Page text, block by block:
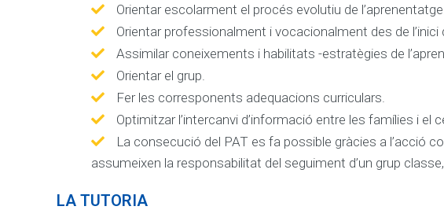
Orientar escolarment el procés evolutiu de l’aprenentatge.
Orientar professionalment i vocacionalment des de
Assimilar coneixements i habilitats -estratègies de
Orientar el grup.
Fer les corresponents adequacions curriculars.
Optimitzar l’intercanvi d’informació entre les famílies i
La consecució del PAT es fa possible gràcies a l’acció
assumeixen la responsabilitat del seguiment d’un grup
LA TUTORIA